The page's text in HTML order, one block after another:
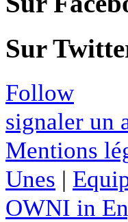
Sur
Follow
signaler un
Mentions
Unes |
OWNI in